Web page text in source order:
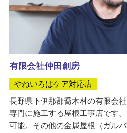
有限会社仲田創房
やねいろはケア対応店
長野県下伊那郡喬木村の有限会
専門に施工する屋根工事店です
可能。その他の金属屋根（ガル